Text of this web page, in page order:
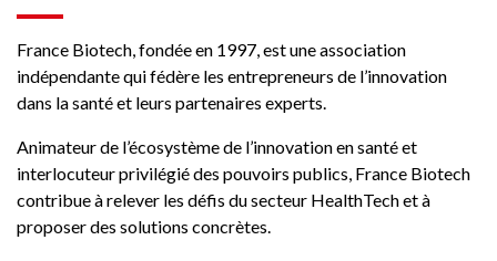
Conseil
178 Rue Grande, 77300 Fontainebleau, France
Voir la fiche
France Biotech, fondée en 1997, est une association
indépendante qui fédère les entrepreneurs de l’innovation
dans la santé et leurs partenaires experts.
Animateur de l’écosystème de l’innovation en santé et
interlocuteur privilégié des pouvoirs publics, France Biotech
contribue à relever les défis du secteur HealthTech et à
proposer des solutions concrètes.